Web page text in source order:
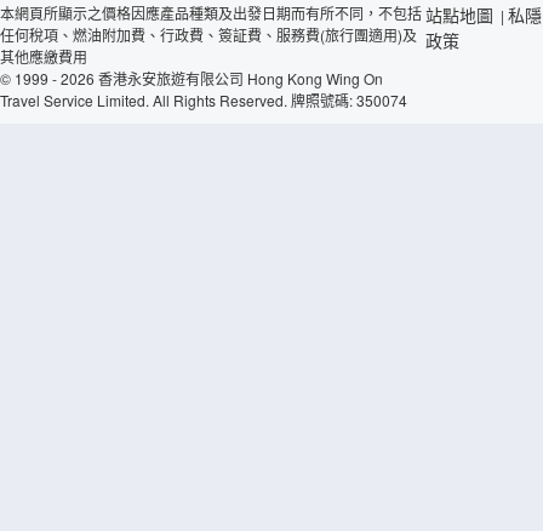
本網頁所顯示之價格因應產品種類及出發日期而有所不同，不包括
任何稅項、燃油附加費、行政費、簽証費、服務費(旅行團適用)及
其他應繳費用
© 1999 - 2026 香港永安旅遊有限公司 Hong Kong Wing On
Travel Service Limited. All Rights Reserved. 牌照號碼: 350074
站點地圖 | 私隱
政策